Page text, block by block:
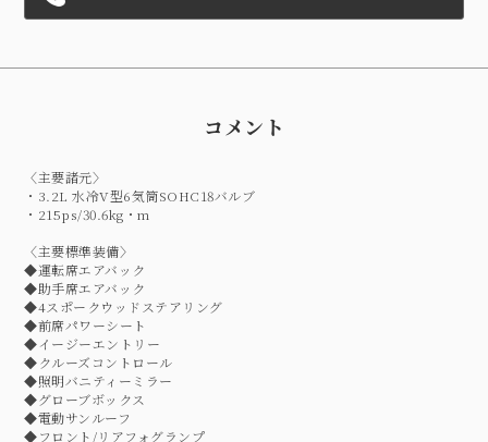
コメント
〈主要諸元〉
・3.2L 水冷V型6気筒SOHC18バルブ
・215ps/30.6kg・m
〈主要標準装備〉
◆運転席エアバック
◆助手席エアバック
◆4スポークウッドステアリング
◆前席パワーシート
◆イージーエントリー
◆クルーズコントロール
◆照明バニティーミラー
◆グローブボックス
◆電動サンルーフ
◆フロント/リアフォグランプ